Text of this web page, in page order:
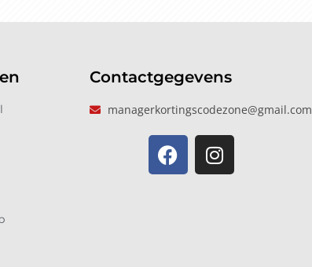
Contactgegevens
managerkortingscodezone@gmail.com